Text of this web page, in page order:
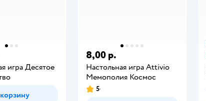
игра Десятое
8,00 р.
Настольная игра Attivio
Мемополия Космос
5